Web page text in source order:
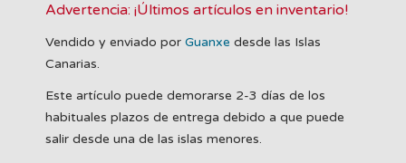
Advertencia: ¡Últimos artículos en inventario!
Vendido y enviado por Guanxe desde las Islas
Canarias.
Este artículo puede demorarse 2-3 días de los
habituales plazos de entrega debido a que puede
salir desde una de las islas menores.